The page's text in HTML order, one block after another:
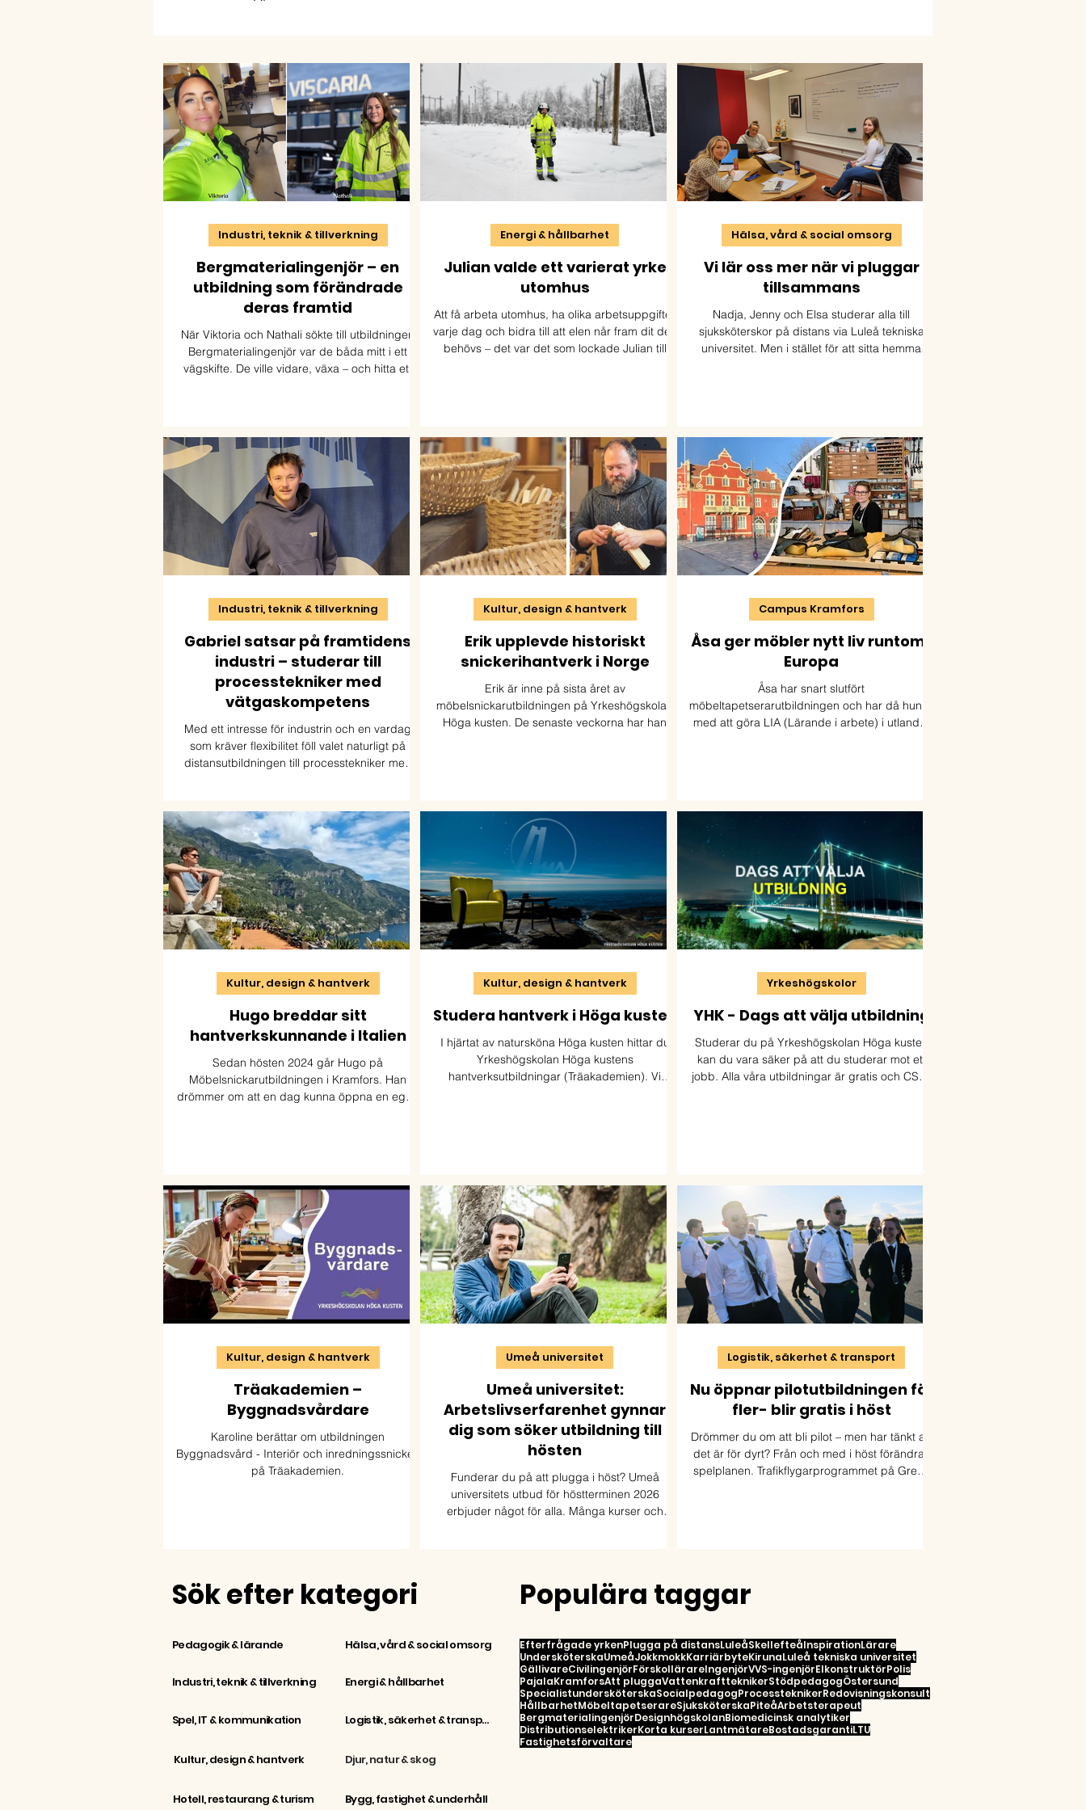
Bergmaterialingenjör – en
utbildning som förändrade
deras framtid
När Viktoria och Nathali sökte till utbildningen
Bergmaterialingenjör var de båda mitt i ett
vägskifte. De ville vidare, växa – och hitta ett
arbetar båda inom branschen.
Industri, teknik & tillverkning
Julian valde ett varierat yrke
utomhus
Att få arbeta utomhus, ha olika arbetsuppgifter
varje dag och bidra till att elen når fram dit den
behövs – det var det som lockade Julian till
Energi & hållbarhet
Vi lär oss mer när vi pluggar
tillsammans
Nadja, Jenny och Elsa studerar alla till
sjuksköterskor på distans via Luleå tekniska
universitet. Men i stället för att sitta hemma
Hälsa, vård & social omsorg
Gabriel satsar på framtidens
industri – studerar till
processtekniker med
vätgaskompetens
Med ett intresse för industrin och en vardag
som kräver flexibilitet föll valet naturligt på
distansutbildningen till processtekniker med
framtida möjligheter inom den gröna industrin.
Industri, teknik & tillverkning
Erik upplevde historiskt
snickerihantverk i Norge
Erik är inne på sista året av
möbelsnickarutbildningen på Yrkeshögskolan
Höga kusten. De senaste veckorna har han
Kultur, design & hantverk
Åsa ger möbler nytt liv runtom i
Europa
Åsa har snart slutfört
möbeltapetserarutbildningen och har då hunnit
med att göra LIA (Lärande i arbete) i utlandet
Campus Kramfors
Hugo breddar sitt
hantverkskunnande i Italien
Sedan hösten 2024 går Hugo på
Möbelsnickarutbildningen i Kramfors. Han
drömmer om att en dag kunna öppna en egen
Kultur, design & hantverk
Studera hantverk i Höga kusten
I hjärtat av natursköna Höga kusten hittar du
Yrkeshögskolan Höga kustens
hantverksutbildningar (Träakademien). Vi
Kultur, design & hantverk
YHK - Dags att välja utbildning
Studerar du på Yrkeshögskolan Höga kusten
kan du vara säker på att du studerar mot ett
jobb. Alla våra utbildningar är gratis och CSN-
Yrkeshögskolor
Träakademien –
Byggnadsvårdare
Karoline berättar om utbildningen
Byggnadsvård - Interiör och inredningssnickeri
på Träakademien.
Kultur, design & hantverk
Umeå universitet:
Arbetslivserfarenhet gynnar
dig som söker utbildning till
hösten
Funderar du på att plugga i höst? Umeå
universitets utbud för höstterminen 2026
erbjuder något för alla. Många kurser och
Umeå universitet
Nu öppnar pilotutbildningen för
fler- blir gratis i höst
Drömmer du om att bli pilot – men har tänkt att
det är för dyrt? Från och med i höst förändras
spelplanen. Trafikflygarprogrammet på Green
Logistik, säkerhet & transport
Sök efter kategori
Pedagogik & lärande
Industri, teknik & tillverkning
Spel, IT & kommunikation
Hälsa, vård & social omsorg
Energi & hållbarhet
Logistik, säkerhet & transport
Kultur, design & hantverk Djur, natur & skog
Hotell, restaurang & turism Bygg, fastighet & underhåll
Populära taggar
Efterfrågade yrkenPlugga på distansLuleåSkellefteåInspirationLärare
UndersköterskaUmeåJokkmokkKarriärbyteKirunaLuleå tekniska universitet
GällivareCivilingenjörFörskollärareIngenjörVVS-ingenjörElkonstruktörPolis
PajalaKramforsAtt pluggaVattenkraftteknikerStödpedagogÖstersund
SpecialistundersköterskaSocialpedagogProcessteknikerRedovisningskonsult
HållbarhetMöbeltapetserareSjuksköterskaPiteåArbetsterapeut
BergmaterialingenjörDesignhögskolanBiomedicinsk analytiker
DistributionselektrikerKorta kurserLantmätareBostadsgarantiLTU
Fastighetsförvaltare